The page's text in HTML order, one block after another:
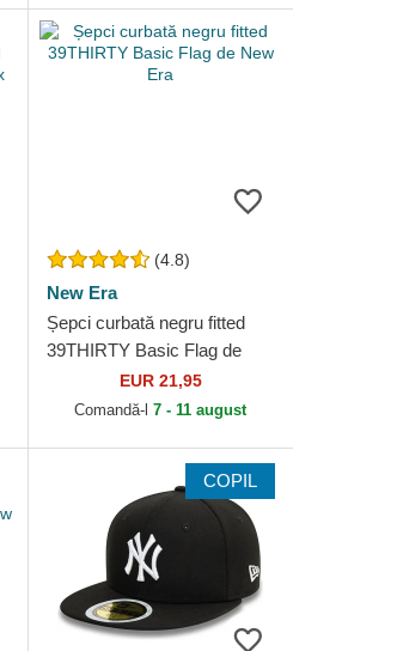
(4.8)
New Era
Șepci curbată negru fitted
39THIRTY Basic Flag de
EUR 21,95
Comandă-l7 - 11 august
COPIL